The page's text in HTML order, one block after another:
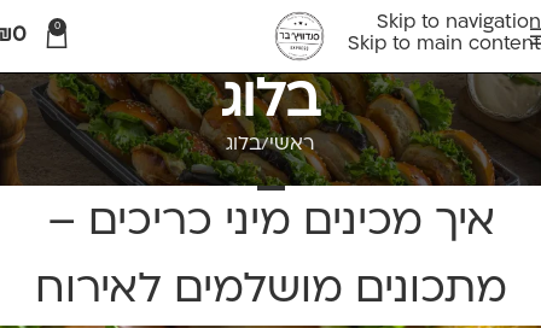
Skip to navigation
Skip to main content
0
0
בלוג
ראשי בלוג
בלוג
איך מכינים מיני כריכים –
מתכונים מושלמים לאירוח